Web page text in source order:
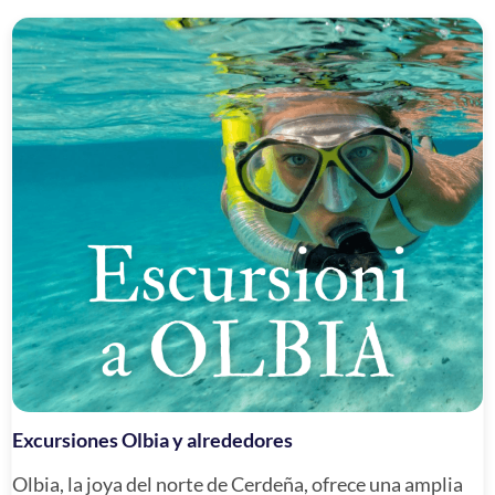
Excursiones Olbia y alrededores
Olbia, la joya del norte de Cerdeña, ofrece una amplia